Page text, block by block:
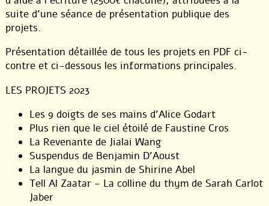
suite d’une séance de présentation publique des
projets.
Présentation détaillée de tous les projets en PDF ci-
contre et ci-dessous les informations principales.
LES PROJETS 2023
Les 9 doigts de ses mains d’Alice Godart
Plus rien que le ciel étoilé de Faustine Cros
La Revenante de Jialai Wang
Suspendus de Benjamin D’Aoust
La langue du jasmin de Shirine Abel
Tell Al Zaatar - La colline du thym de Sarah Carlot
Jaber